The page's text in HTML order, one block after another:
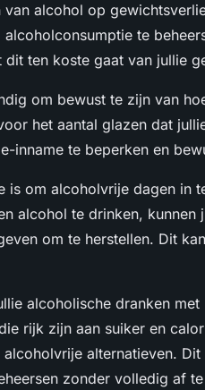
van alcohol op
alcoholconsumptie te
ten koste gaat van jullie
om bewust te zijn van
het aantal glazen dat
inname te beperken en
is om alcoholvrije dagen in
alcohol te drinken,
om te herstellen. Dit
alcoholische dranken
rijk zijn aan suiker en
alternatieven.
zonder volledig af